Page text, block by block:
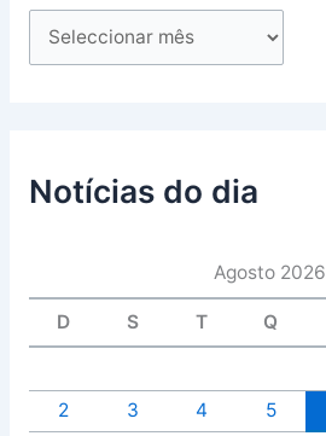
Notícias do dia
Agosto 2026
D S T Q
2
3 4 5